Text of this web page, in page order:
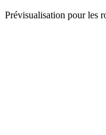
Prévisualisation pour les